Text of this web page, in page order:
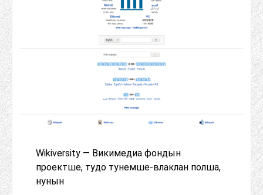
Wikiversity — Викимедиа фондын
проектше, тудо тунемше-влаклан полша,
нунын